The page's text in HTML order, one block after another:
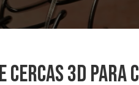
3D PARA